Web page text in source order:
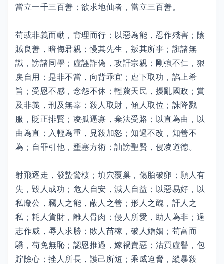
當立一千三百善；欲求地仙者，當立三百善。
苟或非義而動，背理而行；以惡為能，忍作殘害；陰
賊良善，暗侮君親；慢其先生，叛其所事；誑諸無
識，謗諸同學；虛誣詐偽，攻訐宗親；剛強不仁，狠
戾自用；是非不當，向背乖宜；虐下取功，諂上希
旨；受恩不感，念怨不休；輕蔑天民，擾亂國政；賞
及非義，刑及無辜；殺人取財，傾人取位；誅降戮
服，貶正排賢；凌孤逼寡，棄法受賂；以直為曲，以
曲為直；入輕為重，見殺加怒；知過不改，知善不
為；自罪引他，壅塞方術；訕謗聖賢，侵凌道德。
射飛逐走，發蟄驚棲；填穴覆巢，傷胎破卵；願人有
失，毀人成功；危人自安，減人自益；以惡易好，以
私廢公，竊人之能，蔽人之善；形人之醜，訐人之
私；耗人貨財，離人骨肉；侵人所愛，助人為非；逞
志作威，辱人求勝；敗人苗稼，破人婚姻；苟富而
驕，苟免無恥；認恩推過，嫁禍賣惡；沽買虛譽，包
貯險心；挫人所長，護己所短；乘威迫脅，縱暴殺